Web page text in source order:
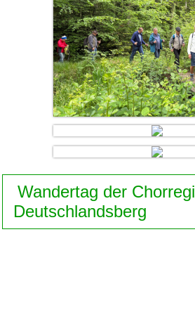
Wandertag der
Deutschlandsberg